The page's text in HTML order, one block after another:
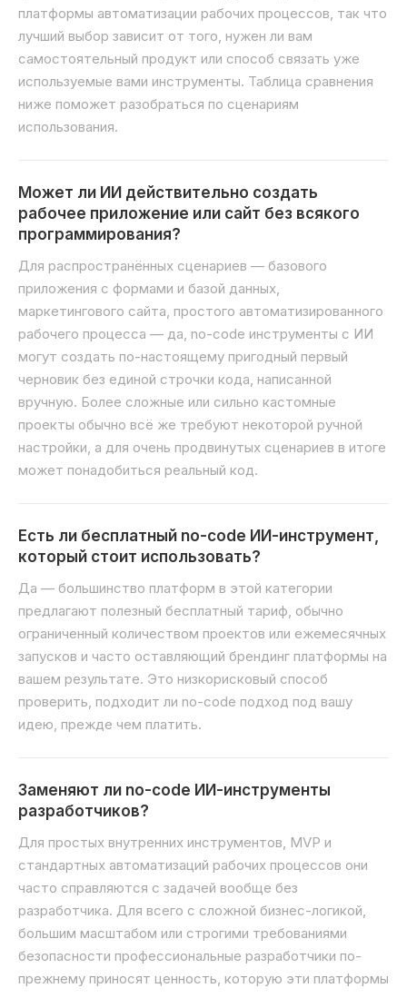
платформы автоматизации рабочих процессов, так что
лучший выбор зависит от того, нужен ли вам
самостоятельный продукт или способ связать уже
используемые вами инструменты. Таблица сравнения
ниже поможет разобраться по сценариям
использования.
Может ли ИИ действительно создать
рабочее приложение или сайт без всякого
программирования?
Для распространённых сценариев — базового
приложения с формами и базой данных,
маркетингового сайта, простого автоматизированного
рабочего процесса — да, no-code инструменты с ИИ
могут создать по-настоящему пригодный первый
черновик без единой строчки кода, написанной
вручную. Более сложные или сильно кастомные
проекты обычно всё же требуют некоторой ручной
настройки, а для очень продвинутых сценариев в итоге
может понадобиться реальный код.
Есть ли бесплатный no-code ИИ-инструмент,
который стоит использовать?
Да — большинство платформ в этой категории
предлагают полезный бесплатный тариф, обычно
ограниченный количеством проектов или ежемесячных
запусков и часто оставляющий брендинг платформы на
вашем результате. Это низкорисковый способ
проверить, подходит ли no-code подход под вашу
идею, прежде чем платить.
Заменяют ли no-code ИИ-инструменты
разработчиков?
Для простых внутренних инструментов, MVP и
стандартных автоматизаций рабочих процессов они
часто справляются с задачей вообще без
разработчика. Для всего с сложной бизнес-логикой,
большим масштабом или строгими требованиями
безопасности профессиональные разработчики по-
прежнему приносят ценность, которую эти платформы